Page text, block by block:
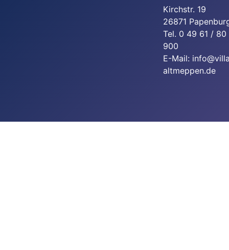
Kirchstr. 19
26871
Tel. 0 49 61 / 80
900
E-Mail:
altmeppen.de